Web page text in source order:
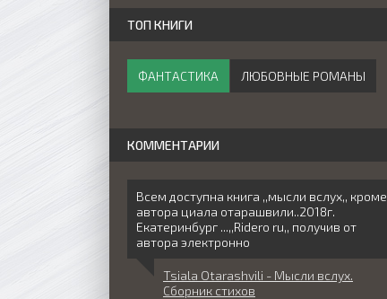
ТОП КНИГИ
ФАНТАСТИКА ЛЮБОВНЫЕ РОМАНЫ
КОММЕНТАРИИ
Всем доступна книга ,,мысли вслух,, кроме
автора циала отарашвили..2018г.
Екатеринбург ...,,Ridero ru,, получив от
автора электронно
Tsiala Otarashvili - Мысли вслух.
Сборник стихов